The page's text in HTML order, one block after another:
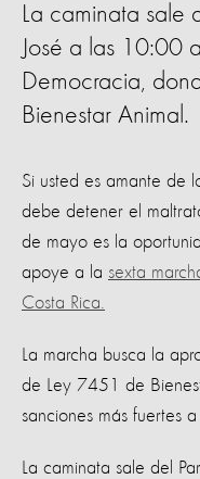
La caminata sale
José a las 10:00
Democracia,
Bienestar Animal.
Si usted es amante de
debe detener el
de mayo es la
apoye a la sexta
Costa Rica.
La marcha busca la
de Ley 7451 de
sanciones más fuertes
La caminata sale del